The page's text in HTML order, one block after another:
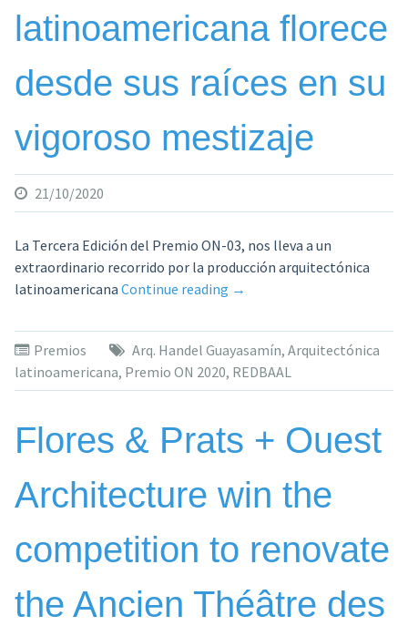
latinoamericana florece
desde sus raíces en su
vigoroso mestizaje
21/10/2020
La Tercera Edición del Premio ON-03, nos lleva a un
extraordinario recorrido por la producción arquitectónica
latinoamericana Continue reading «La
latinoamericana
florece
desde
en
vigoroso
mestizaje»
→
Premios Arq. Handel Guayasamín, Arquitectónica
latinoamericana, Premio ON 2020, REDBAAL
Flores & Prats + Ouest
Architecture win the
competition to renovate
the Ancien Théâtre des